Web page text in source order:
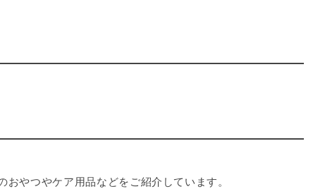
やつやケア用品などをご紹介しています。